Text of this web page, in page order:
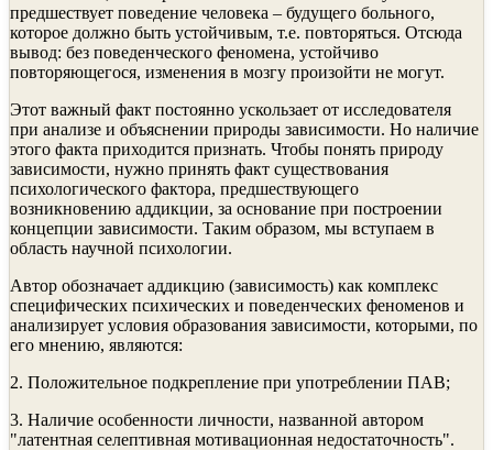
предшествует поведение человека – будущего больного,
которое должно быть устойчивым, т.е. повторяться. Отсюда
вывод: без поведенческого феномена, устойчиво
повторяющегося, изменения в мозгу произойти не могут.
Этот важный факт постоянно ускользает от исследователя
при анализе и объяснении природы зависимости. Но наличие
этого факта приходится признать. Чтобы понять природу
зависимости, нужно принять факт существования
психологического фактора, предшествующего
возникновению аддикции, за основание при построении
концепции зависимости. Таким образом, мы вступаем в
область научной психологии.
Автор обозначает аддикцию (зависимость) как комплекс
специфических психических и поведенческих феноменов и
анализирует условия образования зависимости, которыми, по
его мнению, являются:
2. Положительное подкрепление при употреблении ПАВ;
3. Наличие особенности личности, названной автором
"латентная селептивная мотивационная недостаточность".